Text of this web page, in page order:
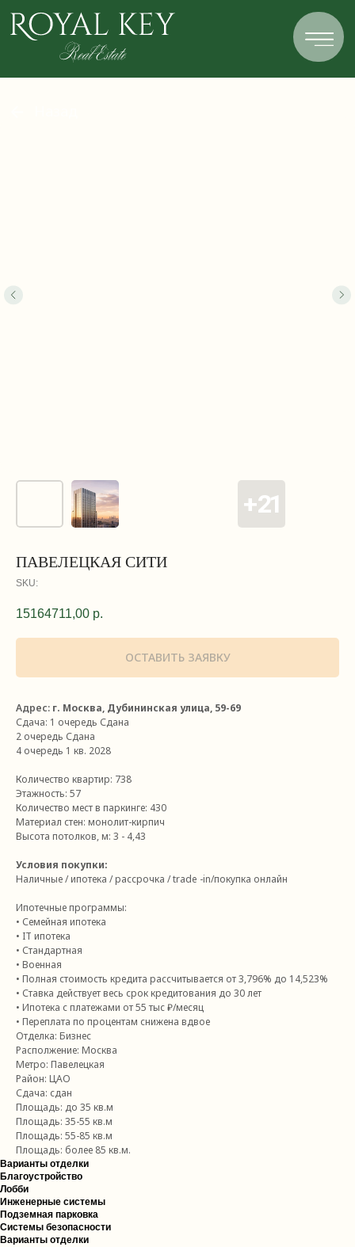
Назад
ПАВЕЛЕЦКАЯ СИТИ
SKU:
15164711,00 р.
ОСТАВИТЬ ЗАЯВКУ
Адрес: г. Москва, Дубининская улица, 59-69
Сдача: 1 очередь Сдана
2 очередь Сдана
4 очередь 1 кв. 2028
Количество квартир: 738
Этажность: 57
Количество мест в паркинге: 430
Материал стен: монолит-кирпич
Высота потолков, м: 3 - 4,43
Условия покупки:
Наличные / ипотека / рассрочка / trade -in/покупка онлайн
Ипотечные программы:
• Семейная ипотека
• IT ипотека
• Стандартная
• Военная
• Полная стоимость кредита рассчитывается от 3,796% до 14,523%
• Ставка действует весь срок кредитования до 30 лет
• Ипотека с платежами от 55 тыс ₽/месяц
• Переплата по процентам снижена вдвое
Отделка: Бизнес
Располжение: Москва
Метро: Павелецкая
Район: ЦАО
Сдача: сдан
Площадь: до 35 кв.м
Площадь: 35-55 кв.м
Площадь: 55-85 кв.м
Площадь: более 85 кв.м.
Варианты отделки
Благоустройство
Лобби
Инженерные системы
Подземная парковка
Системы безопасности
Варианты отделки